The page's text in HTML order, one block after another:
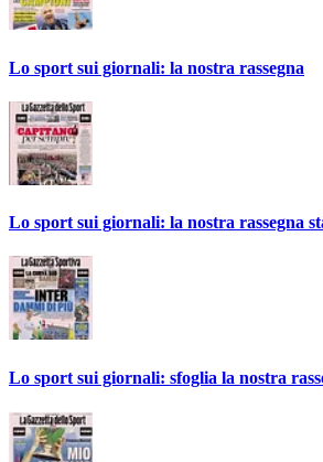
Lo sport sui giornali: la nostra rassegna
Lo sport sui giornali: la nostra rassegna
Lo sport sui giornali: sfoglia la nostra